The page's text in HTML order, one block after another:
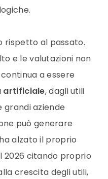
rispetto al passato.
e le valutazioni non
a essere
artificiale, dagli utili
grandi aziende
può generare
ha alzato il proprio
2026 citando proprio
crescita degli utili,